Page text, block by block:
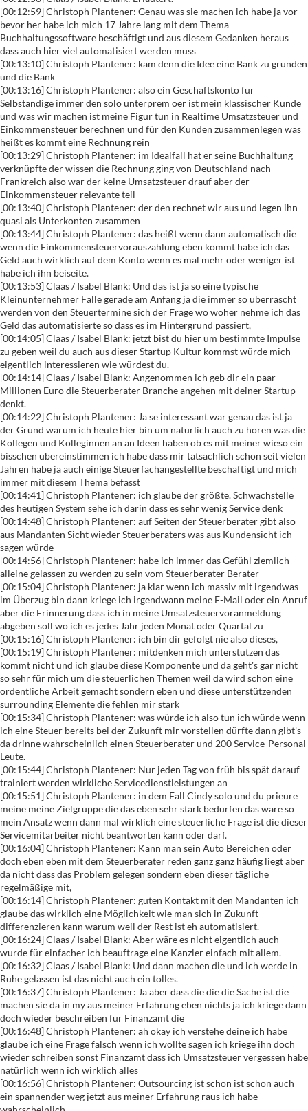
[00:12:59] Christoph Plantener: Genau was sie machen ich habe ja vor
bevor her habe ich mich 17 Jahre lang mit dem Thema
Buchhaltungssoftware beschäftigt und aus diesem Gedanken heraus
dass auch hier viel automatisiert werden muss
[00:13:10] Christoph Plantener: kam denn die Idee eine Bank zu gründen
und die Bank
[00:13:16] Christoph Plantener: also ein Geschäftskonto für
Selbständige immer den solo unterprem oer ist mein klassischer Kunde
und was wir machen ist meine Figur tun in Realtime Umsatzsteuer und
Einkommensteuer berechnen und für den Kunden zusammenlegen was
heißt es kommt eine Rechnung rein
[00:13:29] Christoph Plantener: im Idealfall hat er seine Buchhaltung
verknüpfte der wissen die Rechnung ging von Deutschland nach
Frankreich also war der keine Umsatzsteuer drauf aber der
Einkommensteuer relevante teil
[00:13:40] Christoph Plantener: der den rechnet wir aus und legen ihn
quasi als Unterkonten zusammen
[00:13:44] Christoph Plantener: das heißt wenn dann automatisch die
wenn die Einkommensteuervorauszahlung eben kommt habe ich das
Geld auch wirklich auf dem Konto wenn es mal mehr oder weniger ist
habe ich ihn beiseite.
[00:13:53] Claas / Isabel Blank: Und das ist ja so eine typische
Kleinunternehmer Falle gerade am Anfang ja die immer so überrascht
werden von den Steuertermine sich der Frage wo woher nehme ich das
Geld das automatisierte so dass es im Hintergrund passiert,
[00:14:05] Claas / Isabel Blank: jetzt bist du hier um bestimmte Impulse
zu geben weil du auch aus dieser Startup Kultur kommst würde mich
eigentlich interessieren wie würdest du.
[00:14:14] Claas / Isabel Blank: Angenommen ich geb dir ein paar
Millionen Euro die Steuerberater Branche angehen mit deiner Startup
denkt.
[00:14:22] Christoph Plantener: Ja se interessant war genau das ist ja
der Grund warum ich heute hier bin um natürlich auch zu hören was die
Kollegen und Kolleginnen an an Ideen haben ob es mit meiner wieso ein
bisschen übereinstimmen ich habe dass mir tatsächlich schon seit vielen
Jahren habe ja auch einige Steuerfachangestellte beschäftigt und mich
immer mit diesem Thema befasst
[00:14:41] Christoph Plantener: ich glaube der größte. Schwachstelle
des heutigen System sehe ich darin dass es sehr wenig Service denk
[00:14:48] Christoph Plantener: auf Seiten der Steuerberater gibt also
aus Mandanten Sicht wieder Steuerberaters was aus Kundensicht ich
sagen würde
[00:14:56] Christoph Plantener: habe ich immer das Gefühl ziemlich
alleine gelassen zu werden zu sein vom Steuerberater Berater
[00:15:04] Christoph Plantener: ja klar wenn ich massiv mit irgendwas
im Überzug bin dann kriege ich irgendwann meine E-Mail oder ein Anruf
aber die Erinnerung dass ich in meine Umsatzsteuervoranmeldung
abgeben soll wo ich es jedes Jahr jeden Monat oder Quartal zu
[00:15:16] Christoph Plantener: ich bin dir gefolgt nie also dieses,
[00:15:19] Christoph Plantener: mitdenken mich unterstützen das
kommt nicht und ich glaube diese Komponente und da geht's gar nicht
so sehr für mich um die steuerlichen Themen weil da wird schon eine
ordentliche Arbeit gemacht sondern eben und diese unterstützenden
surrounding Elemente die fehlen mir stark
[00:15:34] Christoph Plantener: was würde ich also tun ich würde wenn
ich eine Steuer bereits bei der Zukunft mir vorstellen dürfte dann gibt's
da drinne wahrscheinlich einen Steuerberater und 200 Service-Personal
Leute.
[00:15:44] Christoph Plantener: Nur jeden Tag von früh bis spät darauf
trainiert werden wirkliche Servicedienstleistungen an
[00:15:51] Christoph Plantener: in dem Fall Cindy solo und du prieure
meine meine Zielgruppe die das eben sehr stark bedürfen das wäre so
mein Ansatz wenn dann mal wirklich eine steuerliche Frage ist die dieser
Servicemitarbeiter nicht beantworten kann oder darf.
[00:16:04] Christoph Plantener: Kann man sein Auto Bereichen oder
doch eben eben mit dem Steuerberater reden ganz ganz häufig liegt aber
da nicht dass das Problem gelegen sondern eben dieser tägliche
regelmäßige mit,
[00:16:14] Christoph Plantener: guten Kontakt mit den Mandanten ich
glaube das wirklich eine Möglichkeit wie man sich in Zukunft
differenzieren kann warum weil der Rest ist eh automatisiert.
[00:16:24] Claas / Isabel Blank: Aber wäre es nicht eigentlich auch
wurde für einfacher ich beauftrage eine Kanzler einfach mit allem.
[00:16:32] Claas / Isabel Blank: Und dann machen die und ich werde in
Ruhe gelassen ist das nicht auch ein tolles.
[00:16:37] Christoph Plantener: Ja aber dass die die die Sache ist die
machen sie da in my aus meiner Erfahrung eben nichts ja ich kriege dann
doch wieder beschreiben für Finanzamt die
[00:16:48] Christoph Plantener: ah okay ich verstehe deine ich habe
glaube ich eine Frage falsch wenn ich wollte sagen ich kriege ihn doch
wieder schreiben sonst Finanzamt dass ich Umsatzsteuer vergessen habe
natürlich wenn ich wirklich alles
[00:16:56] Christoph Plantener: Outsourcing ist schon ist schon auch
ein spannender weg jetzt aus meiner Erfahrung raus ich habe